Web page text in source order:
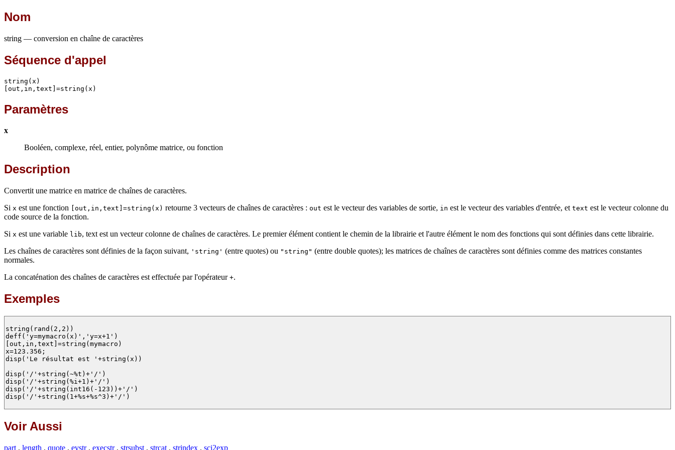
Nom
string — conversion en chaîne de caractères
Séquence d'appel
string(x)
[out,in,text]=string(x)
Paramètres
x
Booléen, complexe, réel, entier, polynôme matrice, ou fonction
Description
Convertit une matrice en matrice de chaînes de caractères.
Si x est une fonction [out,in,text]=string(x) retourne 3 vecteurs de chaînes de caractères : out est le vecteur des variables de sortie, in est le vecteur des variables d'entrée, et text est le vecteur colonne du
code source de la fonction.
Si x est une variable lib, text est un vecteur colonne de chaînes de caractères. Le premier élément contient le chemin de la librairie et l'autre élément le nom des fonctions qui sont définies dans cette librairie.
Les chaînes de caractères sont définies de la façon suivant, 'string' (entre quotes) ou "string" (entre double quotes); les matrices de chaînes de caractères sont définies comme des matrices constantes
normales.
La concaténation des chaînes de caractères est effectuée par l'opérateur +.
Exemples
string(rand(2,2))
deff('y=mymacro(x)','y=x+1')
[out,in,text]=string(mymacro)
x=123.356;
disp('Le résultat est '+string(x))
disp('/'+string(~%t)+'/')
disp('/'+string(%i+1)+'/')
disp('/'+string(int16(-123))+'/')
disp('/'+string(1+%s+%s^3)+'/')
Voir Aussi
part , length , quote , evstr, execstr, strsubst , strcat , strindex , sci2exp